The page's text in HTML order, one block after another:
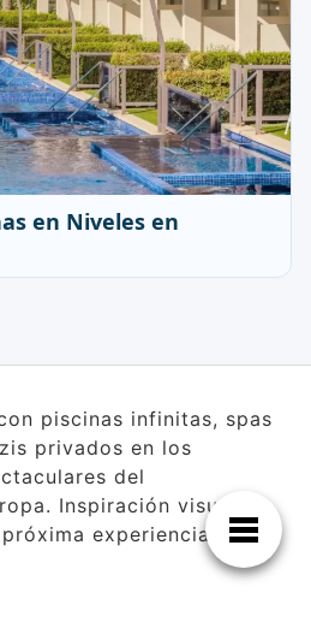
en Niveles en
piscinas infinitas, spas
privados en los
del
Inspiración visual
experiencia de